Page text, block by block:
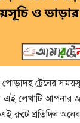
ট্রেনের
লেখাটি আপনার
এই রুটে প্রতিদিন